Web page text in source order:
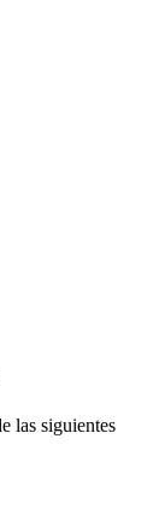
las siguientes